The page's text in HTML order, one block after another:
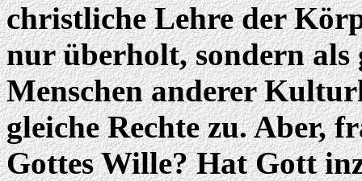
christliche Lehre der
nur überholt, sondern als
Menschen anderer
gleiche Rechte zu. Aber,
Gottes Wille? Hat Gott